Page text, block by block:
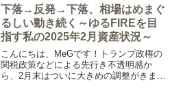
で見たような…？そう、この新ファンド
は、昨年販売が開始され...
下落→反発→下落、相場はめまぐ
るしい動き続く～ゆるFIREを目
指す私の2025年2月資産状況～
こんにちは、MeGです！トランプ政権の
関税政策などによる先行き不透明感か
ら、2月末はついに大きめの調整がきまし